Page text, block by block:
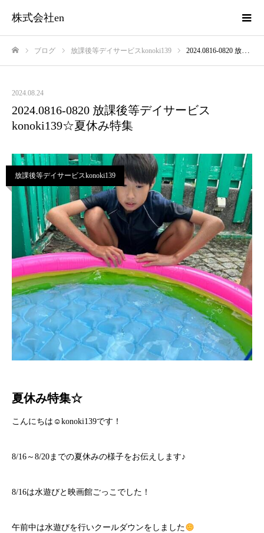
株式会社en
ブログ 放課後等デイサービスkonoki139 2024.0816-0820 放課後等デイサービスkonoki139☆夏休み特集
2024.08.24
2024.0816-0820 放課後等デイサービス
konoki139☆夏休み特集
放課後等デイサービスkonoki139
夏休み特集☆
こんにちは☺konoki139です！
8/16～8/20までの夏休みの様子をお伝えします♪
8/16は水遊びと映画館ごっこでした！
午前中は水遊びを行いクールダウンをしました